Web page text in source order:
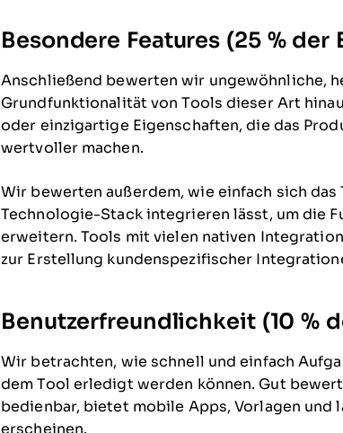
Besondere Features (25 %
Anschließend bewerten wir ungewöhnliche,
Grundfunktionalität von Tools dieser Art
oder einzigartige Eigenschaften, die das
wertvoller machen.
Wir bewerten außerdem, wie einfach sich
Technologie-Stack integrieren lässt, um die
erweitern. Tools mit vielen nativen
zur Erstellung kundenspezifischer
Benutzerfreundlichkeit (10 %
Wir betrachten, wie schnell und einfach
dem Tool erledigt werden können. Gut
bedienbar, bietet mobile Apps, Vorlagen und
erscheinen.